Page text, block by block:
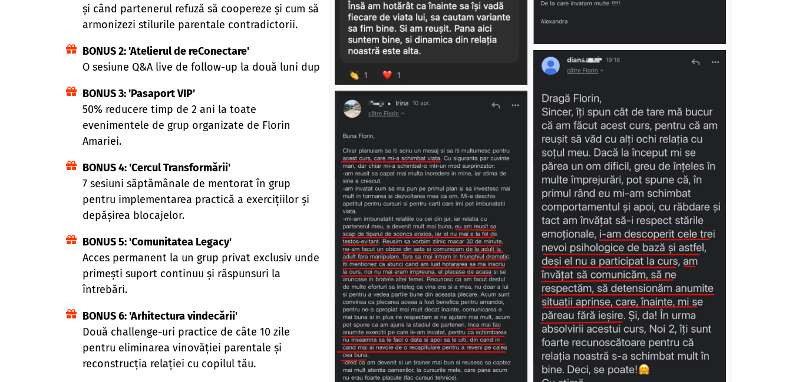
și când partenerul refuză să coopereze și cum să
armonizezi stilurile parentale contradictorii.
BONUS 2: 'Atelierul de reConectare'
O sesiune Q&A live de follow-up la două luni dup
BONUS 3: 'Pasaport VIP'
50% reducere timp de 2 ani la toate
evenimentele de grup organizate de Florin
Amariei.
BONUS 4: 'Cercul Transformării'
7 sesiuni săptămânale de mentorat în grup
pentru implementarea practică a exercițiilor și
depășirea blocajelor.
BONUS 5: 'Comunitatea Legacy'
Acces permanent la un grup privat exclusiv unde
primești suport continuu și răspunsuri la
întrebări.
BONUS 6: 'Arhitectura vindecării'
Două challenge-uri practice de câte 10 zile
pentru eliminarea vinovăției parentale și
reconstrucția relației cu copilul tău.